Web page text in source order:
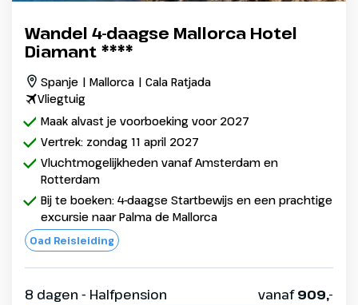
Wandel 4-daagse Mallorca Hotel
Diamant ****
Spanje | Mallorca | Cala Ratjada
Vliegtuig
Maak alvast je voorboeking voor 2027
Vertrek: zondag 11 april 2027
Vluchtmogelijkheden vanaf Amsterdam en
Rotterdam
Bij te boeken: 4-daagse Startbewijs en een prachtige
excursie naar Palma de Mallorca
Oad Reisleiding
8 dagen - Halfpension vanaf909,-